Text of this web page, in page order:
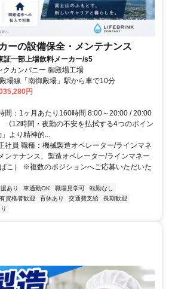
ーの設備保全・メンテナンス
証一部上場飲料メーカー/s5
クカンパニー 御殿場工場
場線「南御殿場」駅から車で10分
円
間：1ヶ月あたり160時間 8:00～20:00 / 20:00
《12時間・夜勤の不安を払拭する4つのポイン
より精神的...
社員 職種：機械製造オペレーター/ラインマネ
ンテナンス、製造オペレーター/ラインマネー
こ） ※複数のポジションへご応募いただいた
あり 車通勤OK 職場見学可
転勤なし
有資格者歓迎 育休あり 交通費支給
長期歓迎